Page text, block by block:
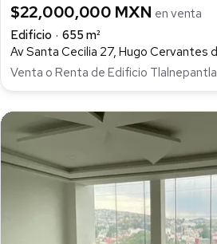
$22,000,000 MXN en venta
Edificio
655 m²
Venta o Renta de Edificio Tlalnepantla